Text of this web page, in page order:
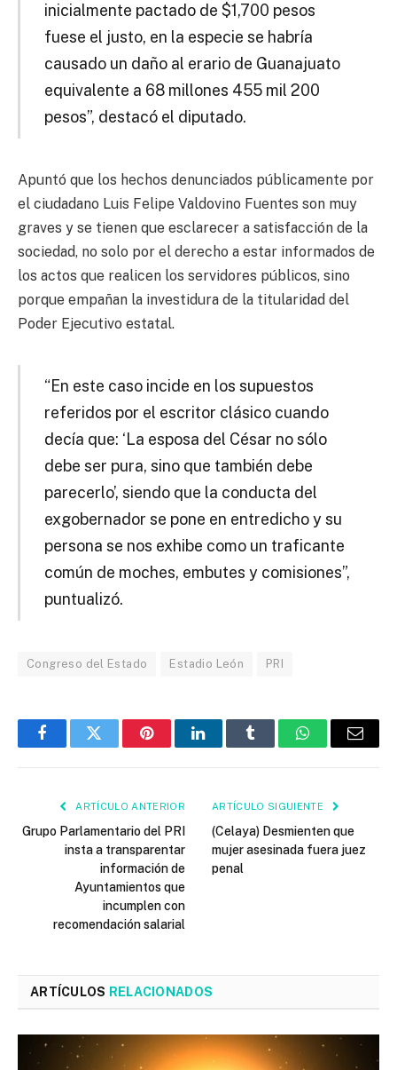
inicialmente pactado de $1,700 pesos
fuese el justo, en la especie se habría
causado un daño al erario de Guanajuato
equivalente a 68 millones 455 mil 200
pesos”, destacó el diputado.
Apuntó que los hechos denunciados públicamente por
el ciudadano Luis Felipe Valdovino Fuentes son muy
graves y se tienen que esclarecer a satisfacción de la
sociedad, no solo por el derecho a estar informados de
los actos que realicen los servidores públicos, sino
porque empañan la investidura de la titularidad del
Poder Ejecutivo estatal.
“En este caso incide en los supuestos
referidos por el escritor clásico cuando
decía que: ‘La esposa del César no sólo
debe ser pura, sino que también debe
parecerlo’, siendo que la conducta del
exgobernador se pone en entredicho y su
persona se nos exhibe como un traficante
común de moches, embutes y comisiones”,
puntualizó.
Congreso del Estado Estadio León PRI
FacebookTwitter PinterestLinkedInTumblr WhatsAppEmail
ARTÍCULO ANTERIOR
Grupo Parlamentario del PRI
insta a transparentar
información de
Ayuntamientos que
incumplen con
recomendación salarial
ARTÍCULO SIGUIENTE
(Celaya) Desmienten que
mujer asesinada fuera juez
penal
ARTÍCULOS RELACIONADOS